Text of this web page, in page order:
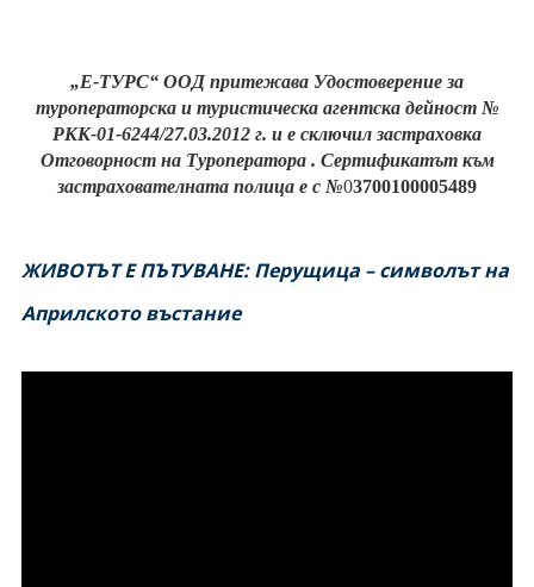
„Е-ТУРС“ ООД притежава Удостоверение за
туроператорска и туристическа агентска дейност №
РКК-01-6244/27.03.2012 г. и е сключил застраховка
Отговорност на Туроператора . Сертификатът към
застрахователната полица е с №03700100005489
ЖИВОТЪТ Е ПЪТУВАНЕ: Перущица – символът на
Априлското въстание